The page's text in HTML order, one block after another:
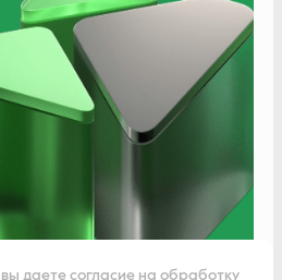
даете согласие на обработку